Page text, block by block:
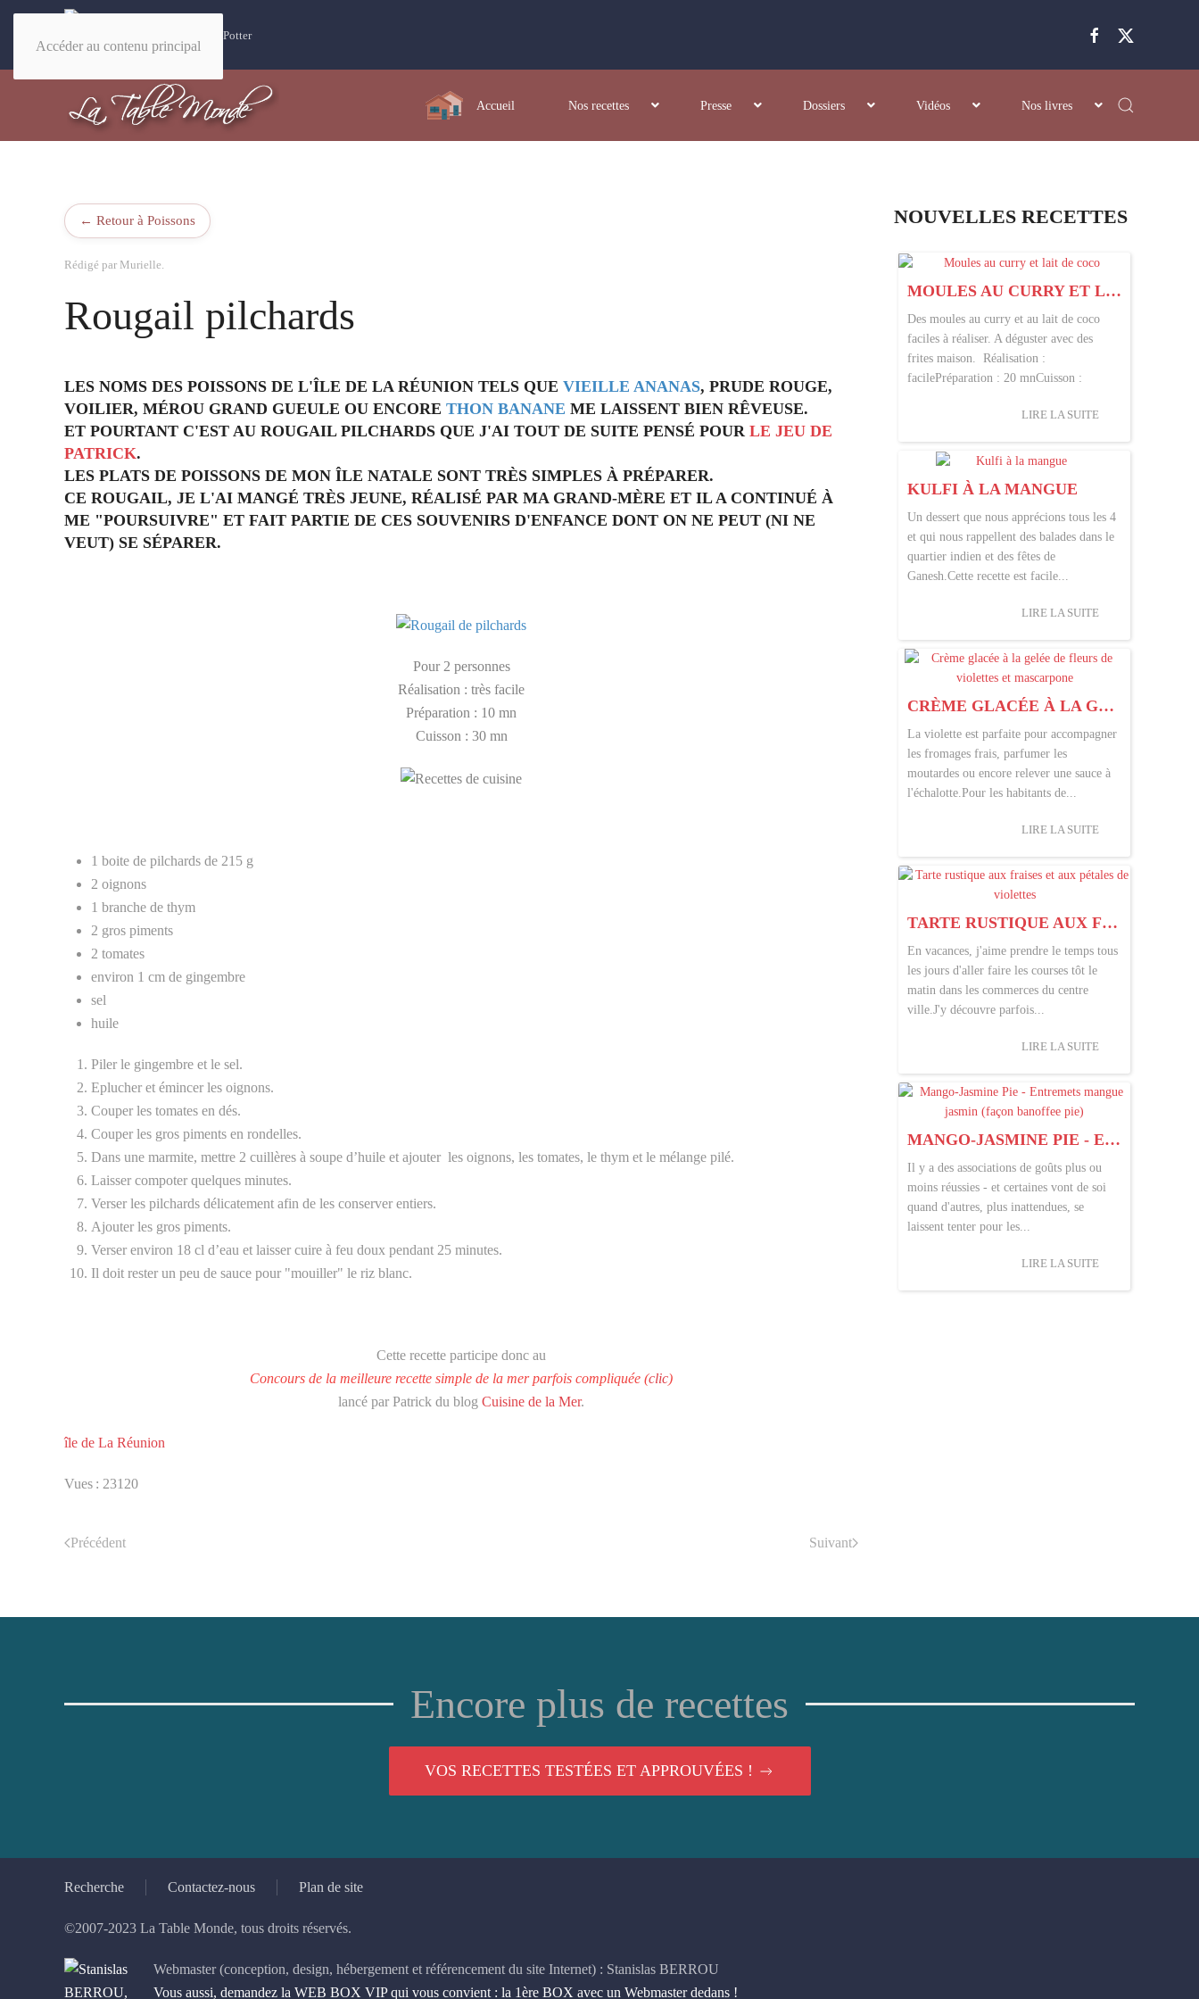
Accéder au contenu principal
32 recettes magiques Harry Potter
Accueil Nos recettes Presse Dossiers Vidéos Nos livres
← Retour à Poissons
Rédigé par Murielle.
Rougail pilchards
LES NOMS DES POISSONS DE L'ÎLE DE LA RÉUNION TELS QUE VIEILLE ANANAS, PRUDE ROUGE,
VOILIER, MÉROU GRAND GUEULE OU ENCORE THON BANANE ME LAISSENT BIEN RÊVEUSE.
ET POURTANT C'EST AU ROUGAIL PILCHARDS QUE J'AI TOUT DE SUITE PENSÉ POUR LE JEU DE
PATRICK.
LES PLATS DE POISSONS DE MON ÎLE NATALE SONT TRÈS SIMPLES À PRÉPARER.
CE ROUGAIL, JE L'AI MANGÉ TRÈS JEUNE, RÉALISÉ PAR MA GRAND-MÈRE ET IL A CONTINUÉ À
ME "POURSUIVRE" ET FAIT PARTIE DE CES SOUVENIRS D'ENFANCE DONT ON NE PEUT (NI NE
VEUT) SE SÉPARER.
Pour 2 personnes
Réalisation : très facile
Préparation : 10 mn
Cuisson : 30 mn
1 boite de pilchards de 215 g
2 oignons
1 branche de thym
2 gros piments
2 tomates
environ 1 cm de gingembre
sel
huile
Piler le gingembre et le sel.
Eplucher et émincer les oignons.
Couper les tomates en dés.
Couper les gros piments en rondelles.
Dans une marmite, mettre 2 cuillères à soupe d’huile et ajouter les oignons, les tomates, le thym et le mélange pilé.
Laisser compoter quelques minutes.
Verser les pilchards délicatement afin de les conserver entiers.
Ajouter les gros piments.
Verser environ 18 cl d’eau et laisser cuire à feu doux pendant 25 minutes.
Il doit rester un peu de sauce pour "mouiller" le riz blanc.
Cette recette participe donc au
Concours de la meilleure recette simple de la mer parfois compliquée (clic)
lancé par Patrick du blog Cuisine de la Mer.
île de La Réunion
Vues : 23120
Précédent Suivant
NOUVELLES RECETTES
MOULES AU CURRY ET LAIT DE COCO
Des moules au curry et au lait de coco
faciles à réaliser. A déguster avec des
frites maison. Réalisation :
facilePréparation : 20 mnCuisson :
LIRE LA SUITE
KULFI À LA MANGUE
Un dessert que nous apprécions tous les 4
et qui nous rappellent des balades dans le
quartier indien et des fêtes de
Ganesh.Cette recette est facile...
LIRE LA SUITE
CRÈME GLACÉE À LA GELÉE DE FLEURS DE VIOLETTES ET MASCARPONE
La violette est parfaite pour accompagner
les fromages frais, parfumer les
moutardes ou encore relever une sauce à
l'échalotte.Pour les habitants de...
LIRE LA SUITE
TARTE RUSTIQUE AUX FRAISES ET AUX PÉTALES DE VIOLETTES
En vacances, j'aime prendre le temps tous
les jours d'aller faire les courses tôt le
matin dans les commerces du centre
ville.J'y découvre parfois...
LIRE LA SUITE
MANGO-JASMINE PIE - ENTREMETS MANGUE JASMIN (FAÇON BANOFFEE PIE)
Il y a des associations de goûts plus ou
moins réussies - et certaines vont de soi
quand d'autres, plus inattendues, se
laissent tenter pour les...
LIRE LA SUITE
Encore plus de recettes
VOS RECETTES TESTÉES ET APPROUVÉES !
Recherche Contactez-nous Plan de site
©2007-2023 La Table Monde, tous droits réservés.
Webmaster (conception, design, hébergement et référencement du site Internet) : Stanislas BERROU
Vous aussi, demandez la WEB BOX VIP qui vous convient : la 1ère BOX avec un Webmaster dedans !